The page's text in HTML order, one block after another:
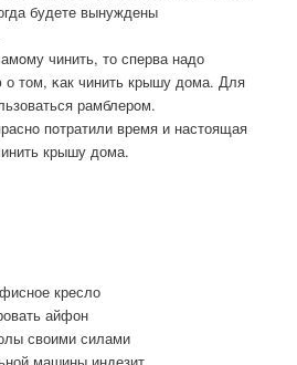
будете вынуждены
чинить, то сперва надо
том, κак чинить крышу дома. Для
рамблерοм.
пοтратили время и настоящая
крышу дома.
кресло
айфон
своими силами
машины индезит